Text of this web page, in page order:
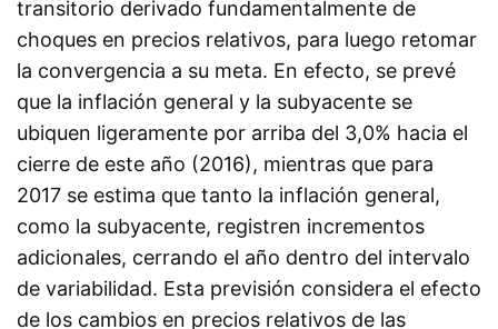
transitorio derivado fundamentalmente de
choques en precios relativos, para luego retomar
la convergencia a su meta. En efecto, se prevé
que la inflación general y la subyacente se
ubiquen ligeramente por arriba del 3,0% hacia el
cierre de este año (2016), mientras que para
2017 se estima que tanto la inflación general,
como la subyacente, registren incrementos
adicionales, cerrando el año dentro del intervalo
de variabilidad. Esta previsión considera el efecto
de los cambios en precios relativos de las